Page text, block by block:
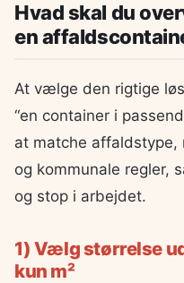
Hvad skal du
en
At vælge den rigtige
“en container i
at matche
og kommunale regler,
og stop i arbejdet.
1) Vælg størrelse
kun m²